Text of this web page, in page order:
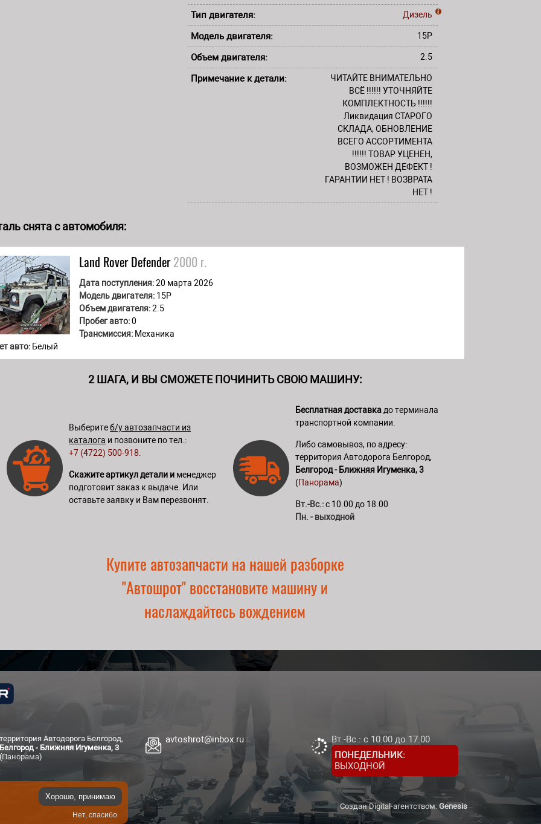
Тип двигателя: Дизель
Модель двигателя: 15P
Объем двигателя: 2.5
Примечание к детали:
ЧИТАЙТЕ ВНИМАТЕЛЬНО
ВСЁ !!!!!! УТОЧНЯЙТЕ
КОМПЛЕКТНОСТЬ !!!!!!
Ликвидация СТАРОГО
СКЛАДА, ОБНОВЛЕНИЕ
ВСЕГО АССОРТИМЕНТА
!!!!!! ТОВАР УЦЕНЕН,
ВОЗМОЖЕН ДЕФЕКТ !
ГАРАНТИИ НЕТ ! ВОЗВРАТА
НЕТ !
снята с автомобиля:
Land Rover Defender2000 г.
Дата поступления:20 марта 2026
Модель двигателя: 15P
Объем двигателя:2.5
Пробег авто:0
Трансмиссия: Механика
авто: Белый
2 ШАГА, И ВЫ СМОЖЕТЕ ПОЧИНИТЬ СВОЮ МАШИНУ:
Выберитеб/у автозапчасти из
каталога и позвоните по тел.:
+7 (4722) 500-918
Скажите артикул детали и менеджер
подготовит заказ к выдаче. Или
оставьте заявку и Вам перезвонят.
Бесплатная доставка до терминала
транспортной компании.
Либо самовывоз, по адресу:
территория Автодорога Белгород,
Белгород - Ближняя Игуменка, 3
(Панорама)
Вт.-Вс.:с 10.00 до 18.00
Пн. - выходной
Купите автозапчасти на нашей разборке
"Автошрот" восстановите машину и
наслаждайтесь вождением
территория Автодорога Белгород,
Белгород - Ближняя Игуменка, 3
(Панорама)
avtoshrot@inbox.ru
Вт.-Вс.: с 10.00 до 17.00
ПОНЕДЕЛЬНИК:
ВЫХОДНОЙ
Создан Digital-агентством: Genesis
Хорошо, принимаю
Нет, спасибо